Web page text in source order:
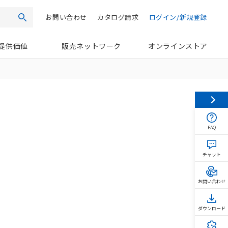
検索 ログイン/新規登録
カタログ請求
お問い合わせ
供価値 販売ネットワーク オンラインストア
FAQ
チャット
お問い合わせ
ダウンロード